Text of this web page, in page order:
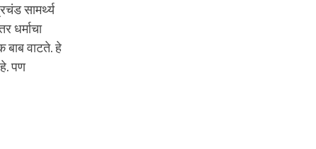
सामर्थ्य
धर्माचा
बाब वाटते. हे
पण